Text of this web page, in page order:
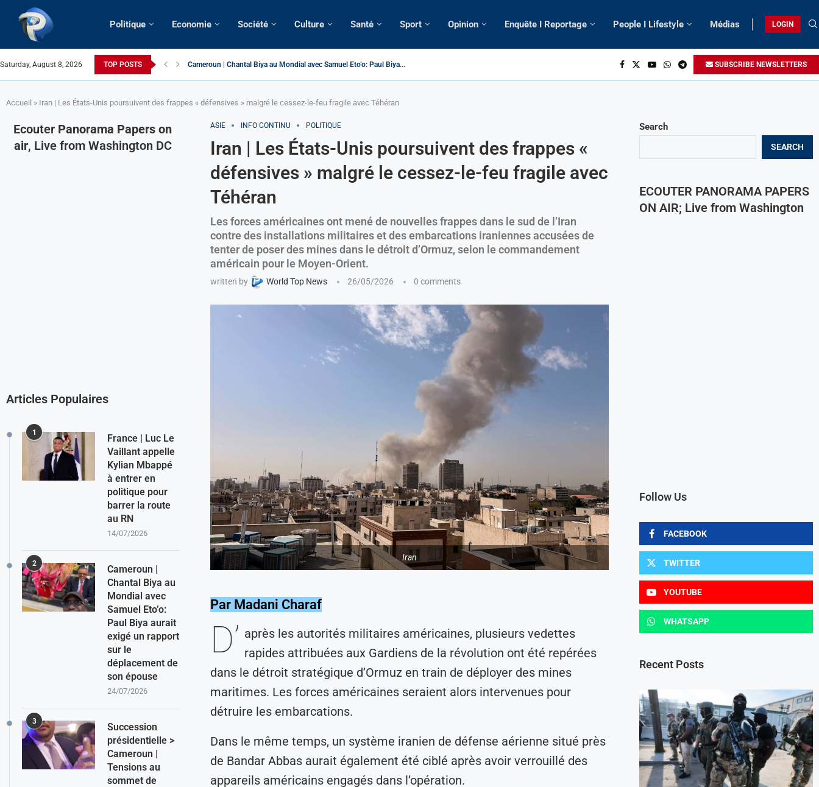
Politique Economie Société Culture Santé Sport Opinion Enquête I Reportage People I Lifestyle Médias LOGIN
Saturday, August 8, 2026 TOP POSTS Succession présidentielle > Cameroun | Tensions au sommet de l’Etat: Le... SUBSCRIBE NEWSLETTERS
Accueil » Iran | Les États-Unis poursuivent des frappes « défensives » malgré le cessez-le-feu fragile avec Téhéran
ASIE INFO CONTINU POLITIQUE
Iran | Les États-Unis poursuivent des frappes «
défensives » malgré le cessez-le-feu fragile avec
Téhéran
Les forces américaines ont mené de nouvelles frappes dans le sud de l’Iran
contre des installations militaires et des embarcations iraniennes accusées de
tenter de poser des mines dans le détroit d’Ormuz, selon le commandement
américain pour le Moyen-Orient.
written by World Top News 26/05/2026 0 comments
Iran
Par Madani Charaf
D’ après les autorités militaires américaines, plusieurs vedettes
rapides attribuées aux Gardiens de la révolution ont été repérées
dans le détroit stratégique d’Ormuz en train de déployer des mines
maritimes. Les forces américaines seraient alors intervenues pour
détruire les embarcations.
Dans le même temps, un système iranien de défense aérienne situé près
de Bandar Abbas aurait également été ciblé après avoir verrouillé des
appareils américains engagés dans l’opération.
Search
SEARCH
ECOUTER PANORAMA PAPERS
ON AIR; Live from Washington
Follow Us
FACEBOOK
TWITTER
YOUTUBE
WHATSAPP
Recent Posts
Ecouter Panorama Papers on
air, Live from Washington DC
Articles Populaires
1
France | Luc Le
Vaillant appelle
Kylian Mbappé
à entrer en
politique pour
barrer la route
au RN
14/07/2026
2
Cameroun |
Chantal Biya au
Mondial avec
Samuel Eto’o:
Paul Biya aurait
exigé un rapport
sur le
déplacement de
son épouse
24/07/2026
3
Succession
présidentielle >
Cameroun |
Tensions au
sommet de